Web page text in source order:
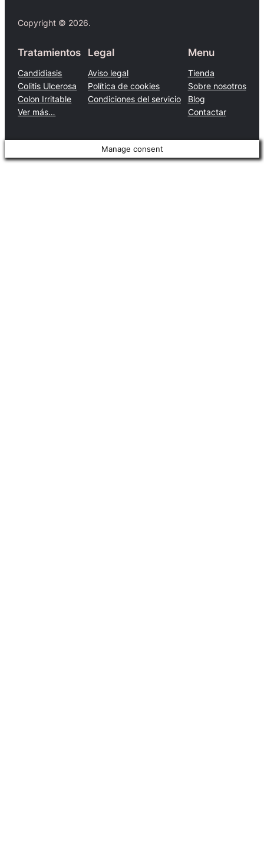
Copyright © 2026.
Tratamientos
Candidiasis
Colitis Ulcerosa
Colon Irritable
Ver más…
Legal
Aviso legal
Política de cookies
Condiciones del servicio
Menu
Tienda
Sobre nosotros
Blog
Contactar
Manage consent